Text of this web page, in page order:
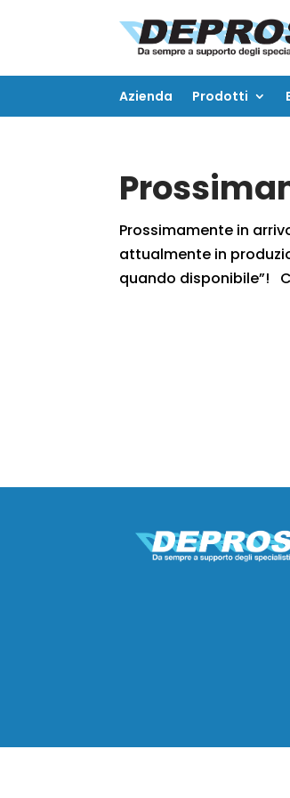
Azienda Prodotti
Azienda Prodotti
Prossimamente in
attualmente in
quando disponibile”!